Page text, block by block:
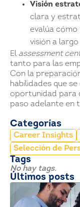
Visión
clara y
evalúa cómo
visión a largo
El assessment
tanto para las
Con la
habilidades que
oportunidad para
paso adelante en
Categorías
Career Insights
Selección de
Tags
No hay tags.
Últimos posts